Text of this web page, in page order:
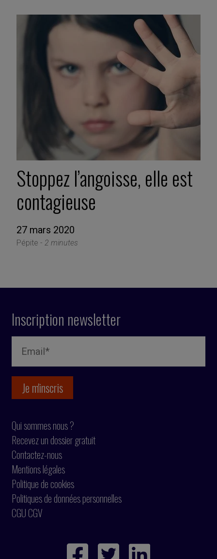
Stoppez l’angoisse, elle est
contagieuse
27 mars 2020
Pépite - 2 minutes
Inscription newsletter
Qui sommes nous ?
Recevez un dossier gratuit
Contactez-nous
Mentions légales
Politique de cookies
Politiques de données personnelles
CGU CGV